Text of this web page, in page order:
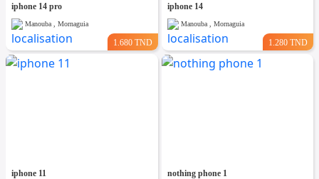
iphone 14 pro
Manouba , Mornaguia
1.680 TND
iphone 14
Manouba , Mornaguia
1.280 TND
iphone 11 nothing phone 1